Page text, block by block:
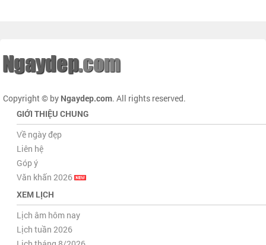
Copyright © by Ngaydep.com. All rights reserved.
GIỚI THIỆU CHUNG
Về ngày đẹp
Liên hệ
Góp ý
Văn khấn 2026
XEM LỊCH
Lịch âm hôm nay
Lịch tuần 2026